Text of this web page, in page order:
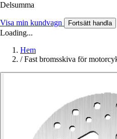
Delsumma
Visa min kundvagn Fortsätt handla
Loading...
Hem
/ Fast bromsskiva för